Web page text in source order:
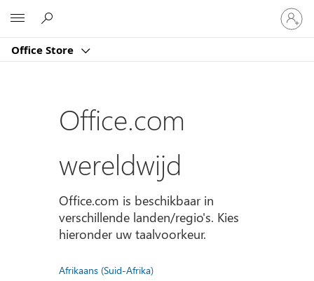
Office Store
Meld
je
aan
je
Office.com
wereldwijd
Office.com is beschikbaar in
verschillende landen/regio's. Kies
hieronder uw taalvoorkeur.
Afrikaans (Suid-Afrika)